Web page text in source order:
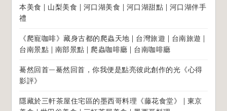
本美食 | 山梨美食 | 河口湖美食 | 河口湖甜點 | 河口湖伴手
禮
《爬寵咖啡》藏身古都的爬蟲天地 | 台灣旅遊 | 台南旅遊 |
台南景點 | 南部景點 | 爬蟲咖啡廳 | 台南咖啡廳
驀然回首—驀然回首，你我便是點亮彼此創作的光《心得
影評》
隱藏於三軒茶屋住宅區的墨西哥料理《藤花食堂》 | 東京